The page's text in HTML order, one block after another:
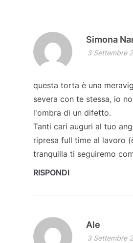
Simona
3 Settembre
questa torta è una
severa con te stessa, io
l'ombra di un difetto.
Tanti cari auguri al tuo
ripresa full time al lavoro
tranquilla ti seguiremo
RISPONDI
Ale
3 Settembre